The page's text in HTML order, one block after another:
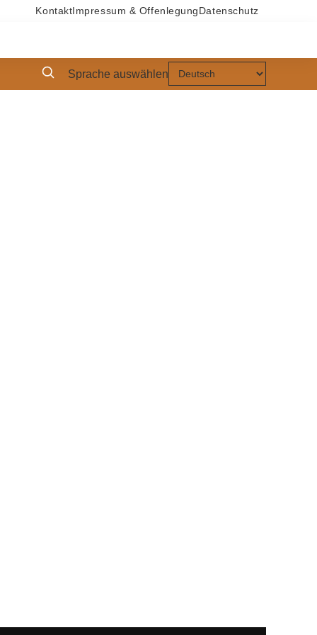
Kontakt Impressum & Offenlegung Datenschutz
Sprache auswählen